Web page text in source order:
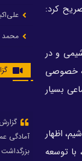
کرد:
و در
خصوصی
بسیار
اظهار
با توسعه
سود
در سال ۱۴۰۵ آماده شد
تکذیب